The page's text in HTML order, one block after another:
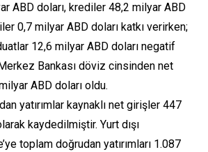
ABD doları, krediler 48,2 milyar ABD
0,7 milyar ABD doları katkı verirken;
12,6 milyar ABD doları negatif
Bankası döviz cinsinden net
ABD doları oldu.
yatırımlar kaynaklı net girişler 447
kaydedilmiştir. Yurt dışı
toplam doğrudan yatırımları 1.087